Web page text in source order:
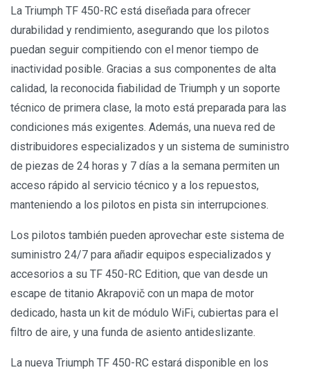
La Triumph TF 450-RC está diseñada para ofrecer
durabilidad y rendimiento, asegurando que los pilotos
puedan seguir compitiendo con el menor tiempo de
inactividad posible. Gracias a sus componentes de alta
calidad, la reconocida fiabilidad de Triumph y un soporte
técnico de primera clase, la moto está preparada para las
condiciones más exigentes. Además, una nueva red de
distribuidores especializados y un sistema de suministro
de piezas de 24 horas y 7 días a la semana permiten un
acceso rápido al servicio técnico y a los repuestos,
manteniendo a los pilotos en pista sin interrupciones.
Los pilotos también pueden aprovechar este sistema de
suministro 24/7 para añadir equipos especializados y
accesorios a su TF 450-RC Edition, que van desde un
escape de titanio Akrapovič con un mapa de motor
dedicado, hasta un kit de módulo WiFi, cubiertas para el
filtro de aire, y una funda de asiento antideslizante.
La nueva Triumph TF 450-RC estará disponible en los